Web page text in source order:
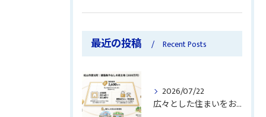
最近の投稿 Recent Posts
2026/07/22
広々とした住まいをお探しですか？